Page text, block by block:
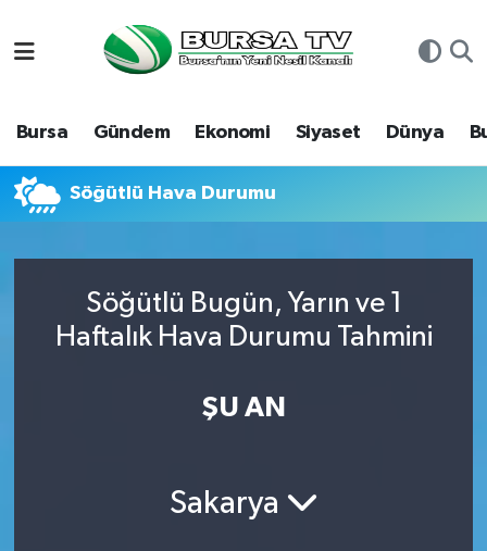
Bursa Gündem Ekonomi Siyaset Dünya
Söğütlü Hava Durumu
Söğütlü Bugün, Yarın ve 1
Haftalık Hava Durumu Tahmini
ŞU AN
Sakarya
Bursa
Dünya
Ekonomi
Hava Durumu
Namaz Vakitleri
Süper Lig Puan Durumu ve Fikstür
Son Dakika Haberleri